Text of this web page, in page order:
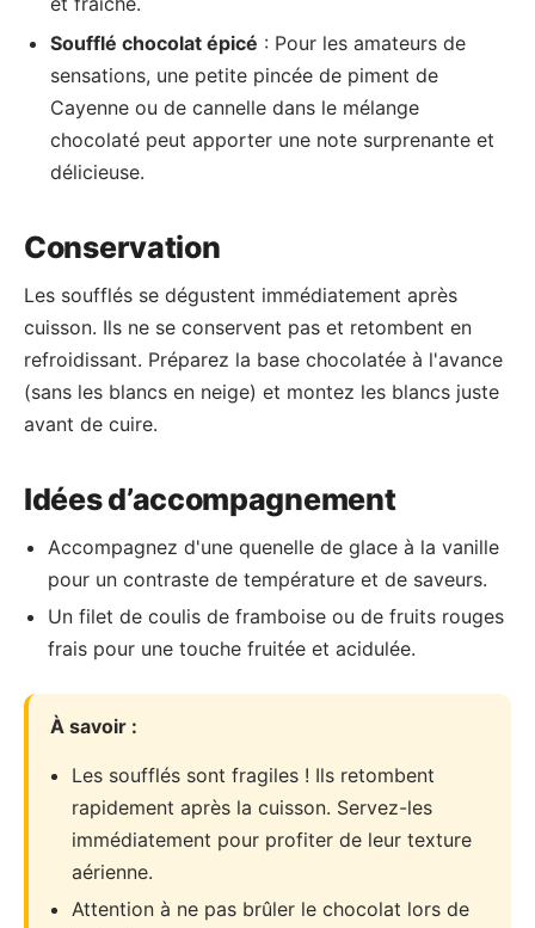
Soufflé chocolat épicé : Pour les amateurs de
sensations, une petite pincée de piment de
Cayenne ou de cannelle dans le mélange
chocolaté peut apporter une note surprenante et
délicieuse.
Conservation
Les soufflés se dégustent immédiatement après
cuisson. Ils ne se conservent pas et retombent en
refroidissant. Préparez la base chocolatée à l'avance
(sans les blancs en neige) et montez les blancs juste
avant de cuire.
Idées d’accompagnement
Accompagnez d'une quenelle de glace à la vanille
pour un contraste de température et de saveurs.
Un filet de coulis de framboise ou de fruits rouges
frais pour une touche fruitée et acidulée.
À savoir :
Les soufflés sont fragiles ! Ils retombent
rapidement après la cuisson. Servez-les
immédiatement pour profiter de leur texture
aérienne.
Attention à ne pas brûler le chocolat lors de